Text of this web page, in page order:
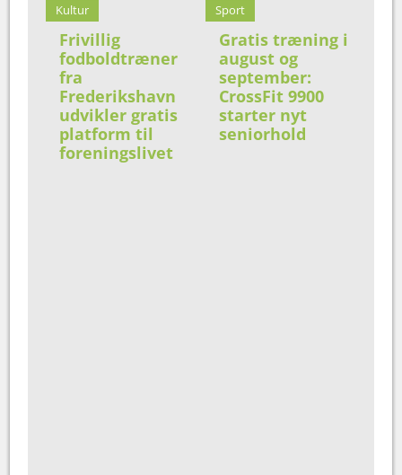
Kultur
Frivillig
fodboldtræner
fra
Frederikshavn
udvikler gratis
platform til
foreningslivet
Sport
Gratis træning i
august og
september:
CrossFit 9900
starter nyt
seniorhold